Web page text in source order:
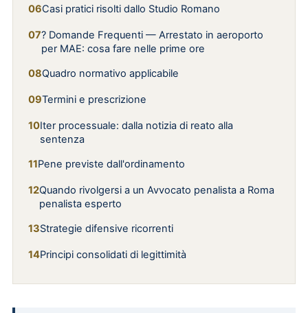
Casi pratici risolti dallo Studio Romano
? Domande Frequenti — Arrestato in aeroporto
per MAE: cosa fare nelle prime ore
Quadro normativo applicabile
Termini e prescrizione
Iter processuale: dalla notizia di reato alla
sentenza
Pene previste dall'ordinamento
Quando rivolgersi a un Avvocato penalista a Roma
penalista esperto
Strategie difensive ricorrenti
Principi consolidati di legittimità